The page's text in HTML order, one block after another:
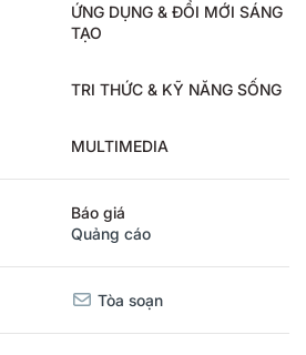
ỨNG DỤNG & ĐỔI MỚI SÁNG
TẠO
TRI THỨC & KỸ NĂNG SỐNG
MULTIMEDIA
Báo giá
Quảng cáo
Tòa soạn